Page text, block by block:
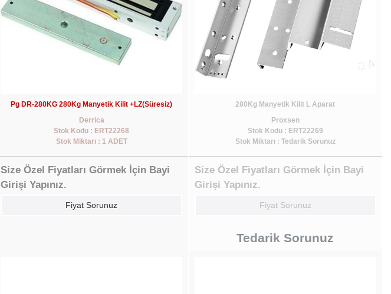
Pg DR-280KG 280Kg Manyetik Kilit +LZ(Süresiz)
Derrica
Stok Kodu : ERT22268
Stok Miktarı : 1 ADET
Size Özel Fiyatları Görmek İçin Bayi
Girişi Yapınız.
Fiyat Sorunuz
280Kg Manyetik Kilit L Aparat
Proxsen
Stok Kodu : ERT22269
Stok Miktarı : Tedarik Sorunuz
Size Özel Fiyatları Görmek İçin Bayi
Girişi Yapınız.
Fiyat Sorunuz
Tedarik Sorunuz